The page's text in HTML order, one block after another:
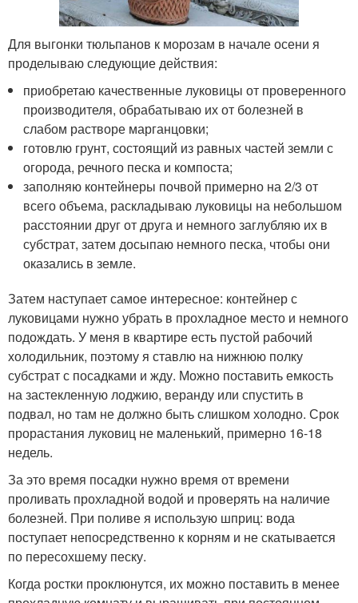
Для выгонки тюльпанов к морозам в начале осени я
проделываю следующие действия:
приобретаю качественные луковицы от проверенного
производителя, обрабатываю их от болезней в
слабом растворе марганцовки;
готовлю грунт, состоящий из равных частей земли с
огорода, речного песка и компоста;
заполняю контейнеры почвой примерно на 2/3 от
всего объема, раскладываю луковицы на небольшом
расстоянии друг от друга и немного заглубляю их в
субстрат, затем досыпаю немного песка, чтобы они
оказались в земле.
Затем наступает самое интересное: контейнер с
луковицами нужно убрать в прохладное место и немного
подождать. У меня в квартире есть пустой рабочий
холодильник, поэтому я ставлю на нижнюю полку
субстрат с посадками и жду. Можно поставить емкость
на застекленную лоджию, веранду или спустить в
подвал, но там не должно быть слишком холодно. Срок
прорастания луковиц не маленький, примерно 16-18
недель.
За это время посадки нужно время от времени
проливать прохладной водой и проверять на наличие
болезней. При поливе я использую шприц: вода
поступает непосредственно к корням и не скатывается
по пересохшему песку.
Когда ростки проклюнутся, их можно поставить в менее